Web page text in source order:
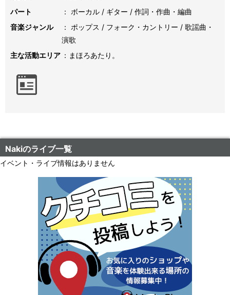
パート
ボーカル ギター
作詞・作曲・編曲
音楽ジャンル
ポップス フォーク・カントリー
歌謡曲・
演歌
主な活動エリア
まほろあたり。
Nakiのライブ一覧
イベント・ライブ情報はありません